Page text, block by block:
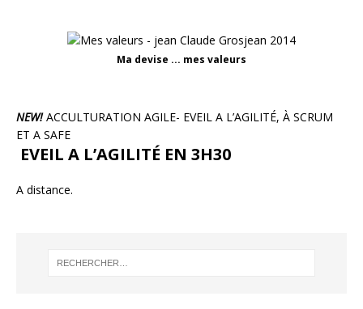
Ma devise ... mes valeurs
NEW!ACCULTURATION AGILE- EVEIL A L’AGILITÉ, À SCRUM
ET A SAFE
EVEIL A L’AGILITÉ EN 3H30
A distance.